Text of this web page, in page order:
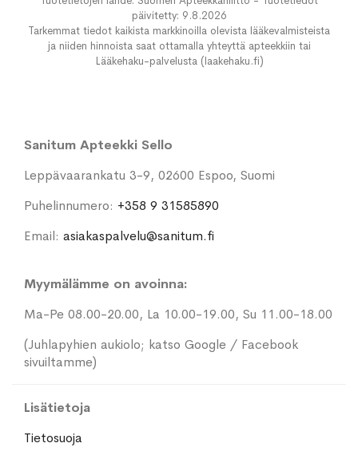
päivitetty: 9.8.2026
Tarkemmat tiedot kaikista markkinoilla olevista lääkevalmisteista
ja niiden hinnoista saat ottamalla yhteyttä apteekkiin tai
Lääkehaku-palvelusta (laakehaku.fi)
Sanitum Apteekki Sello
Leppävaarankatu 3-9, 02600 Espoo, Suomi
Puhelinnumero: +358 9 31585890
Email: asiakaspalvelu@sanitum.fi
Myymälämme on avoinna:
Ma-Pe 08.00-20.00, La 10.00-19.00, Su 11.00-18.00
(Juhlapyhien aukiolo; katso Google / Facebook
sivuiltamme)
Lisätietoja
Tietosuoja